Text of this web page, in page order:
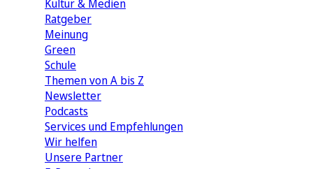
Kultur & Medien
Ratgeber
Meinung
Green
Schule
Themen von A bis Z
Newsletter
Podcasts
Services und Empfehlungen
Wir helfen
Unsere Partner